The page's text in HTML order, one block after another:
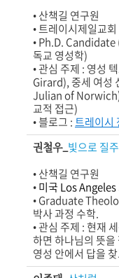
• 산책길 연구원
• 트레이시제일교
• Ph.D.
독교 영성학)
• 관심 주제 : 영성
Girard),중세 여성
Julian of
교적 접근)
• 블로그 :트레이시
권철우_ 빛으로 질주
• 산책길 연구원
•미국 Los
• Graduate
박사 과정 수학.
• 관심 주제 :현재
하면 하나님의 뜻을
영성 안에서 답을